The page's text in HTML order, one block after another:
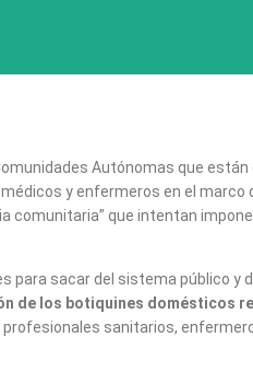
Autónomas que
y enfermeros en el
que intentan
para sacar del sistema público y
de los botiquines domésticos
sanitarios,